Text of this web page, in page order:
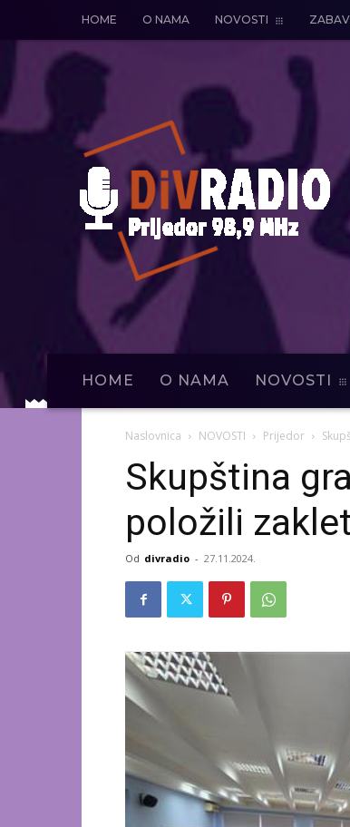
HOME O NAMA NOVOSTI
HOME O NAMA NOVOSTI
Naslovnica NOVOSTI Prijedor
Skupština
položili
Od divradio - 27.11.2024.